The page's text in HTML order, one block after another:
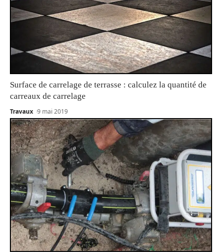
Surface de carrelage de terrasse : calculez la quantité de
carreaux de carrelage
Travaux 9 mai 2019